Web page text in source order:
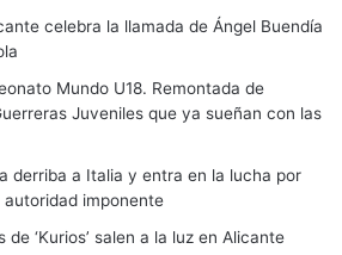
celebra la llamada de Ángel Buendía
Mundo U18. Remontada de
Juveniles que ya sueñan con las
derriba a Italia y entra en la lucha por
autoridad imponente
‘Kurios’ salen a la luz en Alicante